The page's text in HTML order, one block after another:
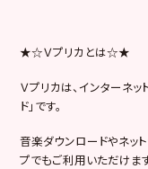
★☆Ｖプリカとは☆★
Ｖプリカは、インターネ
ド」です。
音楽ダウンロードやネッ
プでもご利用いただけま